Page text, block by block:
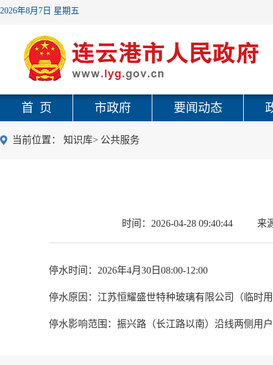
2026年8月7日 星期五
首 页 市政府 要闻动态
当前位置： 知识库> 公共服务
时间： 2026-04-28 09:40:44 来
停水时间：2026年4月30日08:00-12:00
停水原因：江苏恒耀盛世特种玻璃有限公司（临时
停水影响范围：振兴路（长江路以南）沿线两侧用